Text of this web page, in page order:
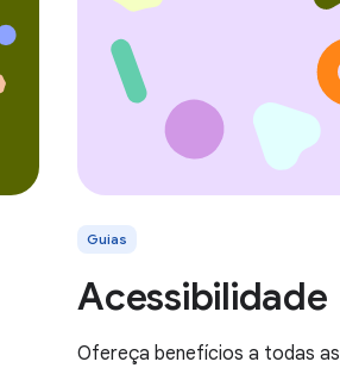
Guias
Acessibilidade
Ofereça benefícios a todas as